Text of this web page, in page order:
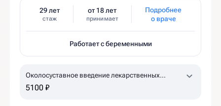
29 лет
стаж
от 18 лет
принимает
Подробнее
о враче
Работает с беременными
Околосуставное введение лекарственных
препаратов (ACP-терапия, 1 пробирка)
5100 ₽